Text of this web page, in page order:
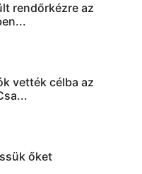
rendőrkézre az
vették célba az
őket